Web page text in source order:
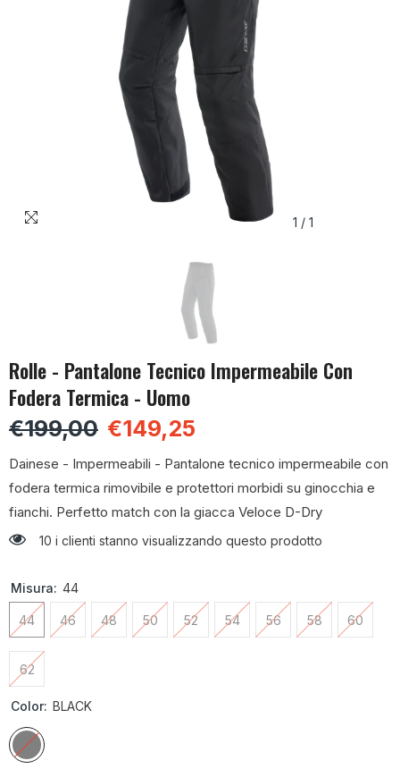
1 / 1
Rolle - Pantalone Tecnico Impermeabile Con
Fodera Termica - Uomo
€199,00 €149,25
Dainese - Impermeabili - Pantalone tecnico impermeabile con
fodera termica rimovibile e protettori morbidi su ginocchia e
fianchi. Perfetto match con la giacca Veloce D-Dry
10 i clienti stanno visualizzando questo prodotto
Misura: 44
44 46 48 50 52 54 56 58 60
62
Color: BLACK